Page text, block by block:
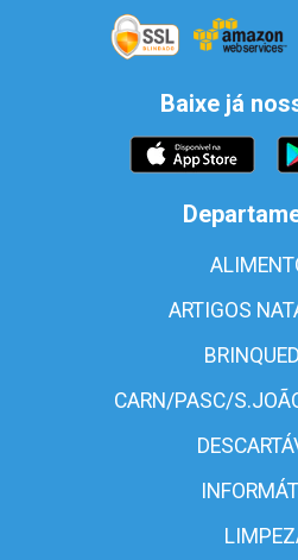
Baixe já
ARTIGOS
CARN/PASC/